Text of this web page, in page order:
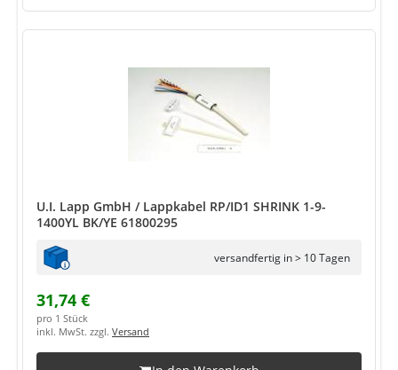
U.I. Lapp GmbH / Lappkabel RP/ID1 SHRINK 1-9-
1400YL BK/YE 61800295
versandfertig in > 10 Tagen
31,74 €
pro 1 Stück
inkl. MwSt. zzgl. Versand